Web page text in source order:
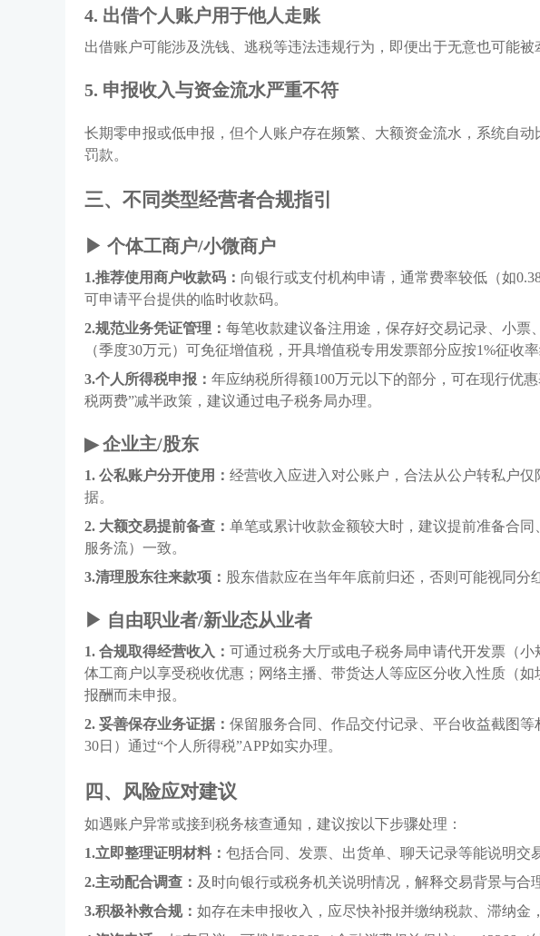
4. 出借个人账户用于他人走账
出借账户可能涉及洗钱、逃税等违法违规行为，即便出于无意也可能被
5. 申报收入与资金流水严重不符
长期零申报或低申报，但个人账户存在频繁、大额资金流水，系统自
罚款。
三、 不同类型经营者合规指引
▶ 个体工商户/小微商户
1.推荐使用商户收款码： 向银行或支付机构申请，通常费率较低（如
可申请平台提供的临时收款码。
2.规范业务凭证管理： 每笔收款建议备注用途，保存好交易记录、小票
（季度30万元）可免征增值税，开具增值税专用发票部分应按1%征收
3.个人所得税申报： 年应纳税所得额100万元以下的部分，可在现行优
税两费”减半政策，建议通过电子税务局办理。
▶ 企业主/股东
1. 公私账户分开使用： 经营收入应进入对公账户，合法从公户转私户
据。
2. 大额交易提前备查： 单笔或累计收款金额较大时，建议提前准备合
服务流）一致。
3.清理股东往来款项： 股东借款应在当年年底前归还，否则可能视同分
▶ 自由职业者/新业态从业者
1. 合规取得经营收入： 可通过税务大厅或电子税务局申请代开发票（小
体工商户以享受税收优惠；网络主播、带货达人等应区分收入性质（
报酬而未申报。
2. 妥善保存业务证据： 保留服务合同、作品交付记录、平台收益截图
30日）通过“个人所得税”APP如实办理。
四、 风险应对建议
如遇账户异常或接到税务核查通知，建议按以下步骤处理：
1.立即整理证明材料： 包括合同、发票、出货单、聊天记录等能说明交
2.主动配合调查： 及时向银行或税务机关说明情况，解释交易背景与合
3.积极补救合规： 如存在未申报收入，应尽快补报并缴纳税款、滞纳金